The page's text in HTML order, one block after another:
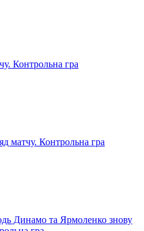
Контрольна гра
Контрольна гра
та Ярмоленко знову